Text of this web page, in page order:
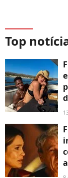
Top